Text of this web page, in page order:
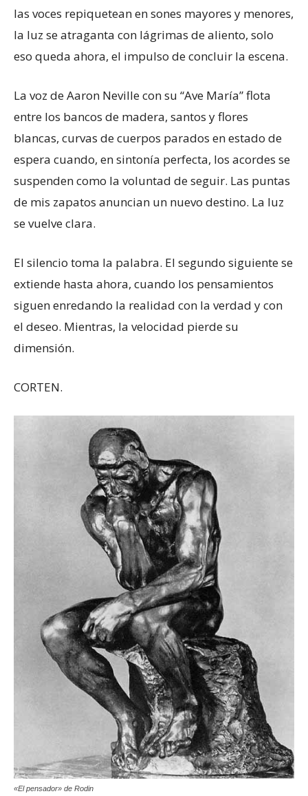
las voces repiquetean en sones mayores y menores,
la luz se atraganta con lágrimas de aliento, solo
eso queda ahora, el impulso de concluir la escena.
La voz de Aaron Neville con su “Ave María” flota
entre los bancos de madera, santos y flores
blancas, curvas de cuerpos parados en estado de
espera cuando, en sintonía perfecta, los acordes se
suspenden como la voluntad de seguir. Las puntas
de mis zapatos anuncian un nuevo destino. La luz
se vuelve clara.
El silencio toma la palabra. El segundo siguiente se
extiende hasta ahora, cuando los pensamientos
siguen enredando la realidad con la verdad y con
el deseo. Mientras, la velocidad pierde su
dimensión.
CORTEN.
«El pensador» de Rodin